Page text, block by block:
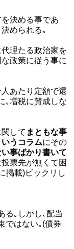
決める事であ
められる｡
理たる政治家を
政策に従う事に
あたり定額で還
､増税に賛成しな
して まともな事
うコラムにその
事ばかり書いて
票先が無くて困
掲載)ビックリし
る｡しかし､配当
ではない｡(債券